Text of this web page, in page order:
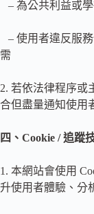
– 為公共利益或
– 使用者違反服
需
2. 若依法律程序或
合但盡量通知使用
四、Cookie / 追蹤
1. 本網站會使用
升使用者體驗、分